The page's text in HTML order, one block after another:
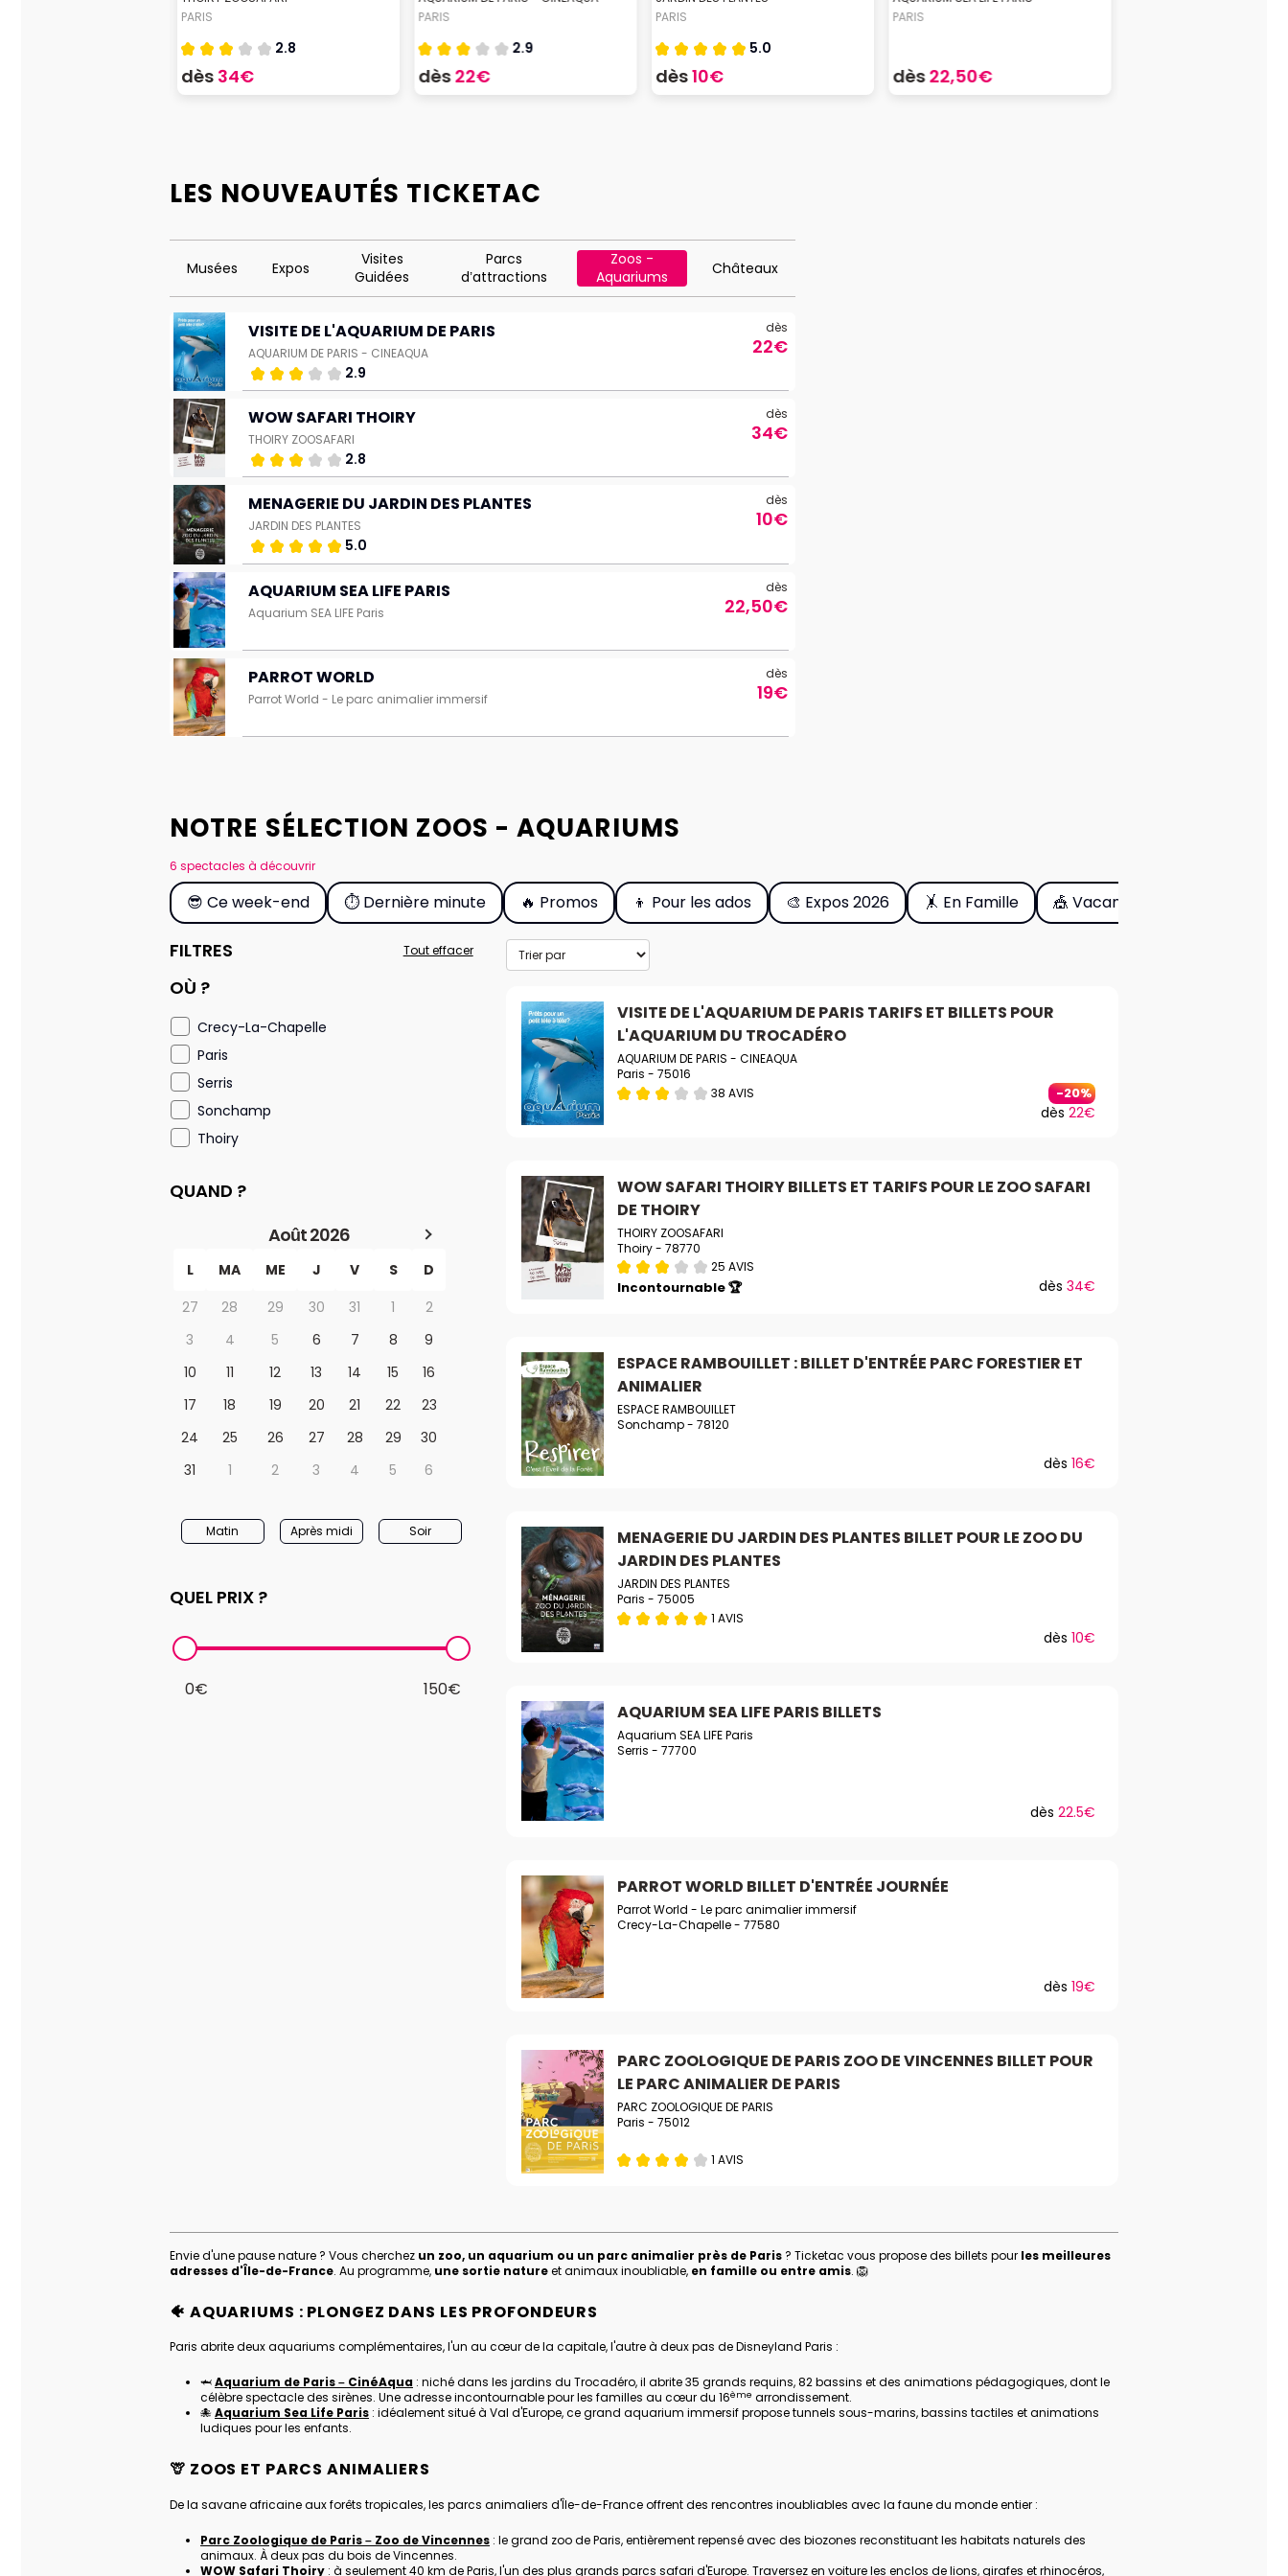
PARIS
2.8
dès 34€
PARIS
2.9
dès22€
PARIS
5.0
dès10€
PARIS
dès22,50€
LES NOUVEAUTÉS TICKETAC
Musées Expos
Visites
Guidées
Parcs
d’attractions
Zoos -
Aquariums
Châteaux
VISITE DE L'AQUARIUM DE PARIS
AQUARIUM DE PARIS - CINEAQUA
2.9
dès
22€
WOW SAFARI THOIRY
THOIRY ZOOSAFARI
2.8
dès
34€
MENAGERIE DU JARDIN DES PLANTES
JARDIN DES PLANTES
5.0
dès
10€
AQUARIUM SEA LIFE PARIS
Aquarium SEA LIFE Paris
dès
22,50€
PARROT WORLD
Parrot World - Le parc animalier immersif
dès
19€
NOTRE SÉLECTION ZOOS - AQUARIUMS
6 spectacles à découvrir
😎 Ce week-end ⏱️ Dernière minute 🔥 Promos 👦 Pour les ados 🎨 Expos 2026 🤸 En Famille 🎪 Vacances
FILTRES Tout effacer
OÙ ?
Crecy-La-Chapelle
Paris
Serris
Sonchamp
Thoiry
QUAND ?
Août 2026
L MA ME J V S
D
27
28 29 30 31 1
2
3
4 5 6 7 8
9
10
11 12 13 14 15
16
17
18 19 20 21 22
23
24
25 26 27 28 29
30
31
1 2 3 4 5 6
Matin Après midi Soir
QUEL PRIX ?
0€ 150€
VISITE DE L'AQUARIUM DE PARIS TARIFS ET BILLETS POUR
L'AQUARIUM DU TROCADÉRO
AQUARIUM DE PARIS - CINEAQUA
Paris - 75016
38 AVIS
-20%
dès 22€
WOW SAFARI THOIRY BILLETS ET TARIFS POUR LE ZOO SAFARI
DE THOIRY
THOIRY ZOOSAFARI
Thoiry - 78770
25 AVIS
Incontournable 🏆 dès 34€
ESPACE RAMBOUILLET : BILLET D'ENTRÉE PARC FORESTIER ET
ANIMALIER
ESPACE RAMBOUILLET
Sonchamp - 78120
dès 16€
MENAGERIE DU JARDIN DES PLANTES BILLET POUR LE ZOO DU
JARDIN DES PLANTES
JARDIN DES PLANTES
Paris - 75005
1 AVIS
dès 10€
AQUARIUM SEA LIFE PARIS BILLETS
Aquarium SEA LIFE Paris
Serris - 77700
dès 22.5€
PARROT WORLD BILLET D'ENTRÉE JOURNÉE
Parrot World - Le parc animalier immersif
Crecy-La-Chapelle - 77580
dès 19€
PARC ZOOLOGIQUE DE PARIS ZOO DE VINCENNES BILLET POUR
LE PARC ANIMALIER DE PARIS
PARC ZOOLOGIQUE DE PARIS
Paris - 75012
1 AVIS
Envie d'une pause nature ? Vous cherchez un zoo, un aquarium ou un parc animalier près de Paris ? Ticketac vous propose des billets pour les meilleures
adresses d'Île-de-France. Au programme, une sortie natureet animaux inoubliable, en famille ou entre amis. 🦁
🐠 AQUARIUMS : PLONGEZ DANS LES PROFONDEURS
Paris abrite deux aquariums complémentaires, l'un au cœur de la capitale, l'autre à deux pas de Disneyland Paris :
🦈Aquarium de Paris – CinéAqua : niché dans les jardins du Trocadéro, il abrite 35 grands requins, 82 bassins et des animations pédagogiques, dont le
célèbre spectacle des sirènes. Une adresse incontournable pour les familles au cœur du 16ème arrondissement.
🐙Aquarium Sea Life Paris : idéalement situé à Val d'Europe, ce grand aquarium immersif propose tunnels sous-marins, bassins tactiles et animations
ludiques pour les enfants.
🦒 ZOOS ET PARCS ANIMALIERS
De la savane africaine aux forêts tropicales, les parcs animaliers d'Île-de-France offrent des rencontres inoubliables avec la faune du monde entier :
Parc Zoologique de Paris – Zoo de Vincennes : le grand zoo de Paris, entièrement repensé avec des biozones reconstituant les habitats naturels des
animaux. À deux pas du bois de Vincennes.
WOW Safari Thoiry : à seulement 40 km de Paris, l'un des plus grands parcs safari d'Europe. Traversez en voiture les enclos de lions, girafes et rhinocéros,